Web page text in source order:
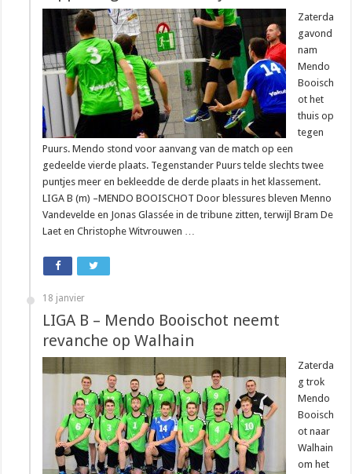
Zaterda
gavond
nam
Mendo
Booisch
ot het
thuis op
tegen
Puurs. Mendo stond voor aanvang van de match op een
gedeelde vierde plaats. Tegenstander Puurs telde slechts twee
puntjes meer en bekleedde de derde plaats in het klassement.
LIGA B (m) –MENDO BOOISCHOT Door blessures bleven Menno
Vandevelde en Jonas Glassée in de tribune zitten, terwijl Bram De
Laet en Christophe Witvrouwen …
18 janvier
LIGA B – Mendo Booischot neemt
revanche op Walhain
Zaterda
g trok
Mendo
Booisch
ot naar
Walhain
om het